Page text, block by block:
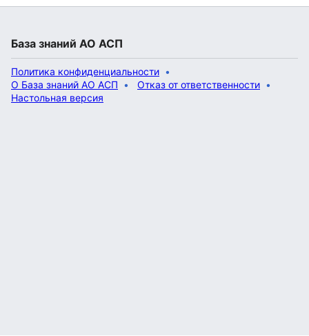
База знаний АО АСП
Политика конфиденциальности
О База знаний АО АСП
Отказ от ответственности
Настольная версия